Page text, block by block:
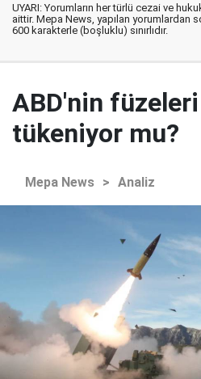
UYARI: Yorumların her türlü cezai ve
aittir. Mepa News, yapılan yorumlardan
600 karakterle (boşluklu) sınırlıdır.
ABD'nin
tükeniyor mu?
Mepa News > Analiz